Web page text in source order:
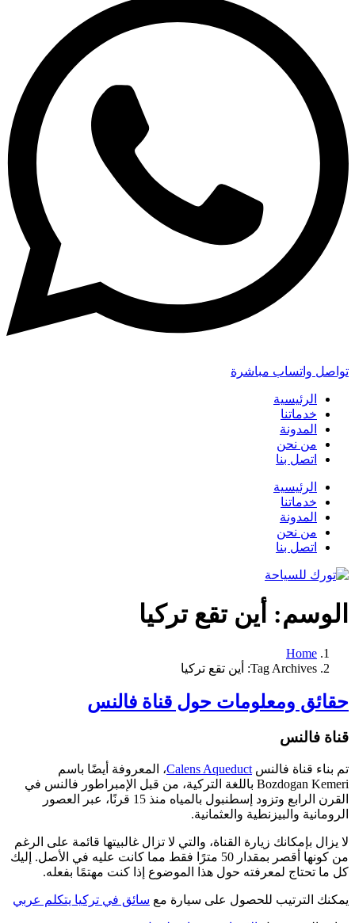
تواصل واتساب مباشرة
الرئيسية
خدماتنا
المدونة
من نحن
اتصل بنا
الرئيسية
خدماتنا
المدونة
من نحن
اتصل بنا
الوسم: أين تقع تركيا
Home
Tag Archives: أين تقع تركيا
حقائق ومعلومات حول قناة فالنس
قناة فالنس
تم بناء قناة فالنس Calens Aqueduct، المعروفة أيضًا باسم
Bozdogan Kemeri باللغة التركية، من قبل الإمبراطور فالنس في
القرن الرابع وتزود إسطنبول بالمياه منذ 15 قرنًا، عبر العصور
الرومانية والبيزنطية والعثمانية.
لا يزال بإمكانك زيارة القناة، والتي لا تزال غالبيتها قائمة على الرغم
من كونها أقصر بمقدار 50 مترًا فقط مما كانت عليه في الأصل. إليك
كل ما تحتاج لمعرفته حول هذا الموضوع إذا كنت مهتمًا بفعله.
يمكنك الترتيب للحصول على سيارة مع سائق في تركيا يتكلم عربي